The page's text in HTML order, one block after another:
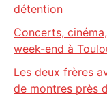
détention
Concerts,
week-end à
Les deux frères
de montres près